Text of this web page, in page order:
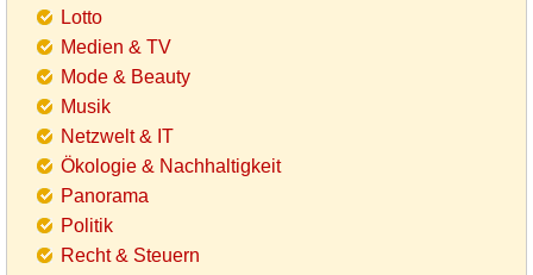
Lotto
Medien & TV
Mode & Beauty
Musik
Netzwelt & IT
Ökologie & Nachhaltigkeit
Panorama
Politik
Recht & Steuern